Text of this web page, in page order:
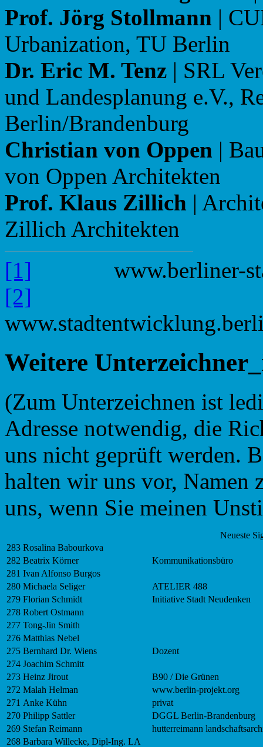
Prof. Jörg Stollmann |
Urbanization, TU Berlin
Dr. Eric M. Tenz | SRL
und Landesplanung e.V.,
Berlin/Brandenburg
Christian von Oppen |
von Oppen Architekten
Prof. Klaus Zillich |
Zillich Architekten
[1] www.berliner-
[2]
Weitere
(Zum Unterzeichnen ist
Adresse notwendig, die
uns nicht geprüft werden.
halten wir uns vor, Namen
uns, wenn Sie meinen
Neueste
283 Rosalina Babourkova
282 Beatrix Körner
Kommunikationsbüro
281 Ivan Alfonso Burgos
280 Michaela Seliger
ATELIER 488
279 Florian Schmidt
Initiative Stadt Neudenken
278 Robert Ostmann
277 Tong-Jin Smith
276 Matthias Nebel
275 Bernhard Dr. Wiens
Dozent
274 Joachim Schmitt
273 Heinz Jirout
B90 / Die Grünen
272 Malah Helman
www.berlin-projekt.org
271 Anke Kühn
privat
270 Philipp Sattler
DGGL Berlin-Brandenburg
269 Stefan Reimann
hutterreimann
268 Barbara Willecke, Dipl-Ing. LA